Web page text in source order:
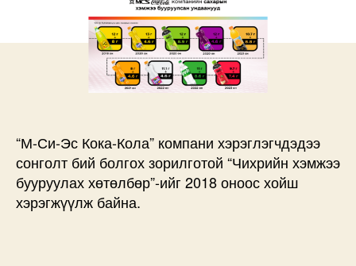
чихрийн
агууламжийг
буурууллаа
дээр
“М-Си-Эс Кока-Кола” компани хэрэглэгчдэдээ
сонголт бий болгох зорилготой “Чихрийн хэмжээ
бууруулах хөтөлбөр”-ийг 2018 оноос хойш
хэрэгжүүлж байна.